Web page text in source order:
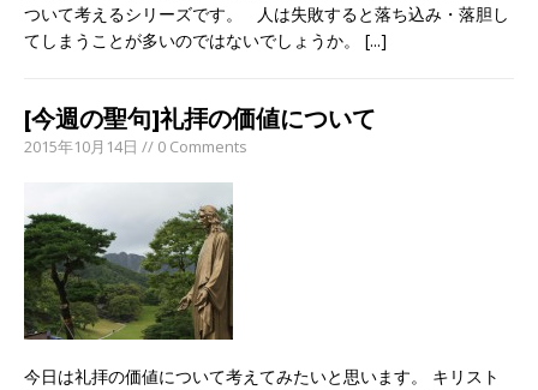
ついて考えるシリーズです。 人は失敗すると落ち込み・落胆し
てしまうことが多いのではないでしょうか。 [...]
[今週の聖句]礼拝の価値について
2015年10月14日 // 0 Comments
今日は礼拝の価値について考えてみたいと思います。 キリスト